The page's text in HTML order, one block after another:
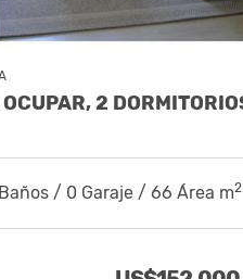
/ 0 Garaje / 66 Área m2